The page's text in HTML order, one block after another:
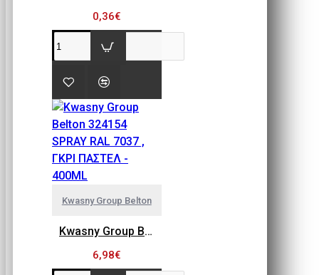
0,36€
Kwasny Group Belton
Kwasny Group Belton 324154 SPRAY RAL 7037 , ΓΚΡΙ ΠΑΣΤΕΛ - 400ML
6,98€